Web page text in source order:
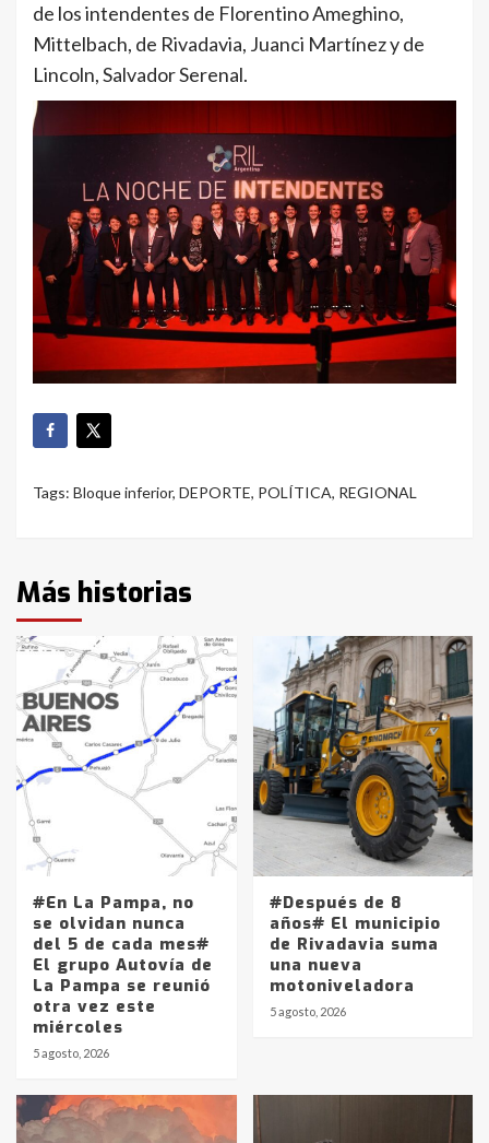
de los intendentes de Florentino Ameghino,
Mittelbach, de Rivadavia, Juanci Martínez y de
Lincoln, Salvador Serenal.
Tags: Bloque inferior, DEPORTE, POLÍTICA, REGIONAL
Más historias
#En La Pampa, no
se olvidan nunca
del 5 de cada mes#
El grupo Autovía de
La Pampa se reunió
otra vez este
miércoles
5 agosto, 2026
#Después de 8
años# El municipio
de Rivadavia suma
una nueva
motoniveladora
5 agosto, 2026